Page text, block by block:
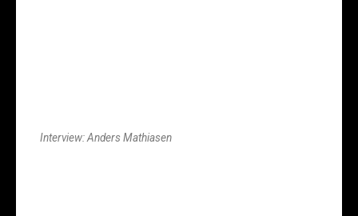
Interview: Anders Mathiasen